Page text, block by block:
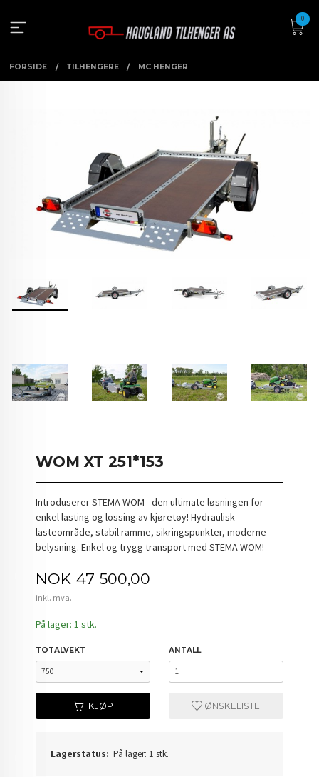
innholdet
0
FORSIDE TILHENGERE MC HENGER
WOM XT 251*153
Introduserer STEMA WOM - den ultimate løsningen for
enkel lasting og lossing av kjøretøy! Hydraulisk
lasteområde, stabil ramme, sikringspunkter, moderne
belysning. Enkel og trygg transport med STEMA WOM!
Pris
NOK 47 500,00
inkl. mva.
På lager: 1 stk.
TOTALVEKT ANTALL
KJØP ØNSKELISTE
Lagerstatus: På lager: 1 stk.